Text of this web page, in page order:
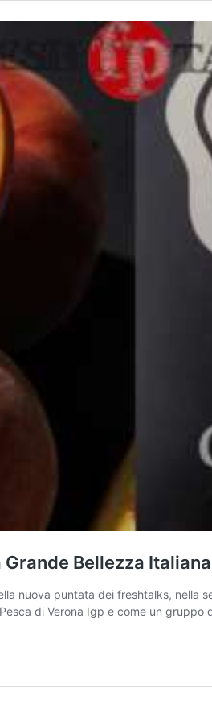
Bellezza
nuova puntata dei freshtalks, nella
di Verona Igp e come un